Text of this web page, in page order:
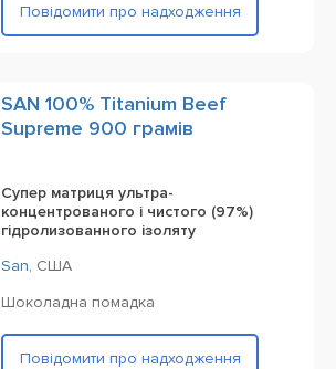
Повідомити про надходження
SAN 100% Titanium Beef
Supreme 900 грамів
Супер матриця ультра-
концентрованого і чистого (97%)
гідролизованного ізоляту
San, США
Шоколадна помадка
Повідомити про надходження